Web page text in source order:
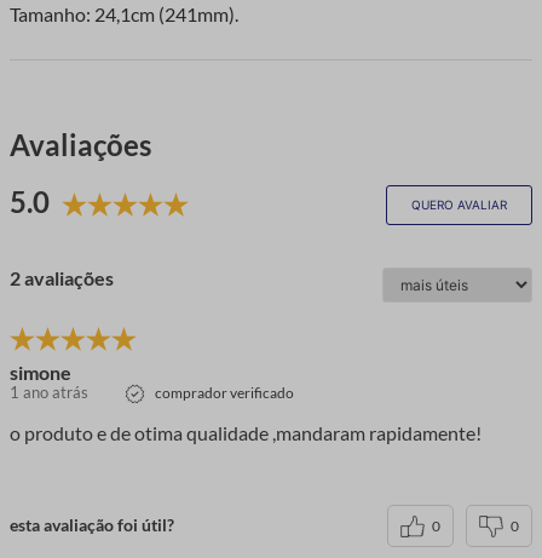
Tamanho: 24,1cm (241mm).
Avaliações
5.0
QUERO AVALIAR
2 avaliações
simone
1 ano atrás comprador verificado
o produto e de otima qualidade ,mandaram rapidamente!
esta avaliação foi útil? 0 0